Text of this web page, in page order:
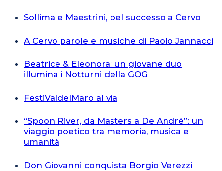
Sollima e Maestrini, bel successo a Cervo
A Cervo parole e musiche di Paolo Jannacci
Beatrice & Eleonora: un giovane duo
illumina i Notturni della GOG
FestiValdelMaro al via
“Spoon River, da Masters a De André”: un
viaggio poetico tra memoria, musica e
umanità
Don Giovanni conquista Borgio Verezzi